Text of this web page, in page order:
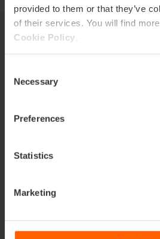
provided to them or that they’ve
of their services. You will find
Cookie Policy
Selection
Necessary
Preferences
Statistics
Marketing
Dit kan ook